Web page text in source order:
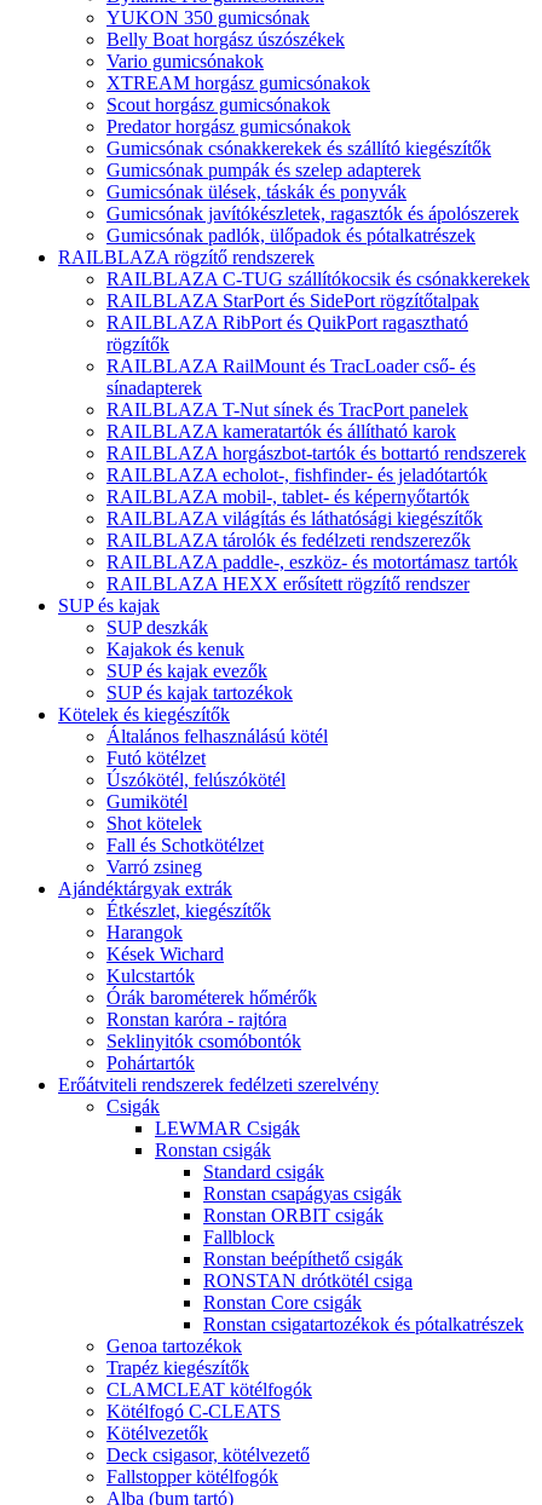
YUKON 350 gumicsónak
Belly Boat horgász úszószékek
Vario gumicsónakok
XTREAM horgász gumicsónakok
Scout horgász gumicsónakok
Predator horgász gumicsónakok
Gumicsónak csónakkerekek és szállító kiegészítők
Gumicsónak pumpák és szelep adapterek
Gumicsónak ülések, táskák és ponyvák
Gumicsónak javítókészletek, ragasztók és ápolószerek
Gumicsónak padlók, ülőpadok és pótalkatrészek
RAILBLAZA rögzítő rendszerek
RAILBLAZA C-TUG szállítókocsik és csónakkerekek
RAILBLAZA StarPort és SidePort rögzítőtalpak
RAILBLAZA RibPort és QuikPort ragasztható
rögzítők
RAILBLAZA RailMount és TracLoader cső- és
sínadapterek
RAILBLAZA T-Nut sínek és TracPort panelek
RAILBLAZA kameratartók és állítható karok
RAILBLAZA horgászbot-tartók és bottartó rendszerek
RAILBLAZA echolot-, fishfinder- és jeladótartók
RAILBLAZA mobil-, tablet- és képernyőtartók
RAILBLAZA világítás és láthatósági kiegészítők
RAILBLAZA tárolók és fedélzeti rendszerezők
RAILBLAZA paddle-, eszköz- és motortámasz tartók
RAILBLAZA HEXX erősített rögzítő rendszer
SUP és kajak
SUP deszkák
Kajakok és kenuk
SUP és kajak evezők
SUP és kajak tartozékok
Kötelek és kiegészítők
Általános felhasználású kötél
Futó kötélzet
Úszókötél, felúszókötél
Gumikötél
Shot kötelek
Fall és Schotkötélzet
Varró zsineg
Ajándéktárgyak extrák
Étkészlet, kiegészítők
Harangok
Kések Wichard
Kulcstartók
Órák barométerek hőmérők
Ronstan karóra - rajtóra
Seklinyitók csomóbontók
Pohártartók
Erőátviteli rendszerek fedélzeti szerelvény
Csigák
LEWMAR Csigák
Ronstan csigák
Standard csigák
Ronstan csapágyas csigák
Ronstan ORBIT csigák
Fallblock
Ronstan beépíthető csigák
RONSTAN drótkötél csiga
Ronstan Core csigák
Ronstan csigatartozékok és pótalkatrészek
Genoa tartozékok
Trapéz kiegészítők
CLAMCLEAT kötélfogók
Kötélfogó C-CLEATS
Kötélvezetők
Deck csigasor, kötélvezető
Fallstopper kötélfogók
Alba (bum tartó)